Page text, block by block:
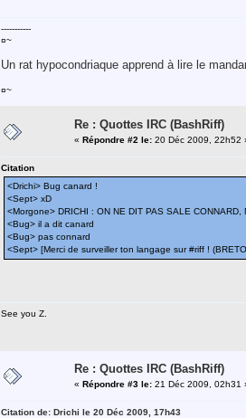
-----------
¤~
Un rat hypocondriaque apprend à lire le
¤~
Re : Quottes IRC (BashRiff)
« Répondre #2 le: 20 Déc 2009, 22h52
Citation
<Drichi> Bug canard !
<Sept> xD
<Morgone> DRICHI : ON NE DIT PAS SALE
<Bug> il a dit canard
<Bug> pas connard
<Sept> [Merci de surveiller ton langage sur #riff !
See you Z.
Re : Quottes IRC (BashRiff)
« Répondre #3 le: 21 Déc 2009, 02h31
Citation de: Drichi le 20 Déc 2009, 17h43